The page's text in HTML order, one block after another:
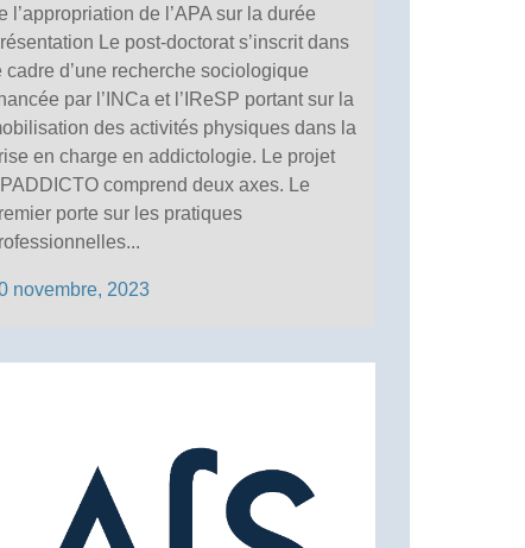
l’appropriation de l’APA sur la durée
Le post-doctorat s’inscrit dans
cadre d’une recherche sociologique
par l’INCa et l’IReSP portant sur la
des activités physiques dans la
en charge en addictologie. Le projet
comprend deux axes. Le
porte sur les pratiques
novembre, 2023